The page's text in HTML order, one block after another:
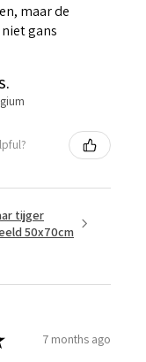
maar de
gans
tijger
50x70cm
7 months ago